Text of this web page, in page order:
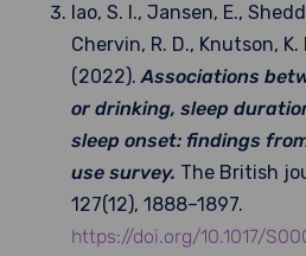
Iao, S. I., Jansen, E.,
Chervin, R. D., Knutson,
(2022).Associations
or drinking, sleep
sleep onset: findings
use survey. The British
127(12), 1888–1897.
https://doi.org/10.1017/